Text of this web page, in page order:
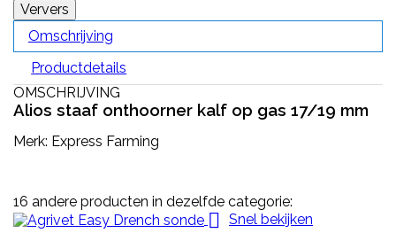
Omschrijving
Productdetails
OMSCHRIJVING
Alios staaf onthoorner kalf op gas 17/19 mm
Merk: Express Farming
16 andere producten in dezelfde categorie:
 Snel bekijken